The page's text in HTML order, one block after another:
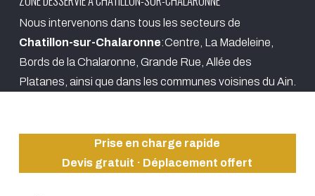
Nous intervenons dans tous les secteurs de
Chatillon-sur-Chalaronne:Centre, La Madeleine,
Bords de la Chalaronne, Grande Rue, Allée des
Platanes, ainsi que dans les communes voisines du Ain.
Prise en charge rapide
Devis gratuit · Déplacement offert